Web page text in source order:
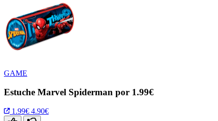
GAME
Estuche Marvel Spiderman por 1.99€
1.99€ 4.90€